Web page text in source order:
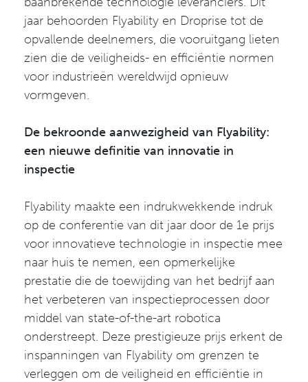
jaar behoorden Flyability en Droprise tot de
opvallende deelnemers, die vooruitgang lieten
zien die de veiligheids- en efficiëntie normen
voor industrieën wereldwijd opnieuw
vormgeven.
De bekroonde aanwezigheid van Flyability:
een nieuwe definitie van innovatie in
inspectie
Flyability maakte een indrukwekkende indruk
op de conferentie van dit jaar door de 1e prijs
voor innovatieve technologie in inspectie mee
naar huis te nemen, een opmerkelijke
prestatie die de toewijding van het bedrijf aan
het verbeteren van inspectieprocessen door
middel van state-of-the-art robotica
onderstreept. Deze prestigieuze prijs erkent de
inspanningen van Flyability om grenzen te
verleggen om de veiligheid en efficiëntie in